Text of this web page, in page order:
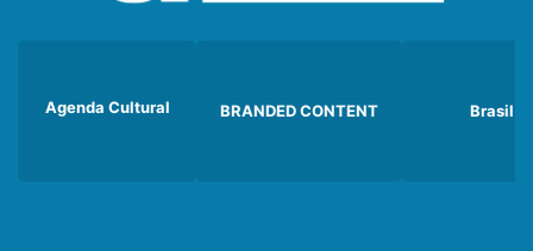
Agenda Cultural BRANDED CONTENT Brasil